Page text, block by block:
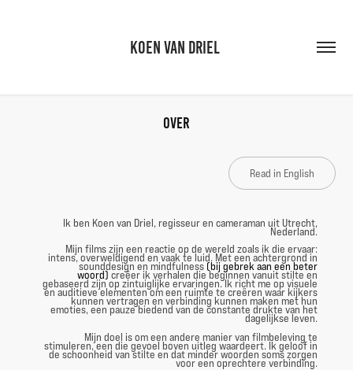
KOEN VAN DRIEL
Over
Read in English
Ik ben Koen van Driel, regisseur en cameraman uit Utrecht,
Nederland.
Mijn films zijn een reactie op de wereld zoals ik die ervaar:
intens, overweldigend en vaak te luid. Met een achtergrond in
sounddesign en mindfulness (bij gebrek aan een beter
woord) creëer ik verhalen die beginnen vanuit stilte en
gebaseerd zijn op zintuiglijke ervaringen. Ik richt me op visuele
en auditieve elementen om een ruimte te creëren waar kijkers
kunnen vertragen en verbinding kunnen maken met hun
emoties, een pauze biedend van de constante drukte van het
dagelijkse leven.
Mijn doel is om een andere manier van filmbeleving te
stimuleren, een die gevoel boven uitleg waardeert. Ik geloof in
de schoonheid van stilte en dat minder woorden soms zorgen
voor een oprechtere verbinding.